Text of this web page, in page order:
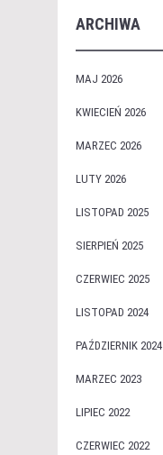
ARCHIWA
MAJ 2026
KWIECIEŃ 2026
MARZEC 2026
LUTY 2026
LISTOPAD 2025
SIERPIEŃ 2025
CZERWIEC 2025
LISTOPAD 2024
PAŹDZIERNIK 2024
MARZEC 2023
LIPIEC 2022
CZERWIEC 2022